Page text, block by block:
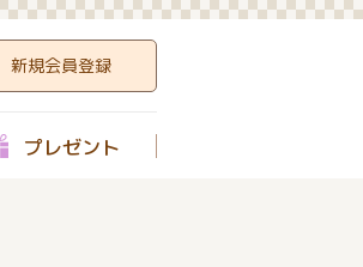
新規会員登録
プレゼント